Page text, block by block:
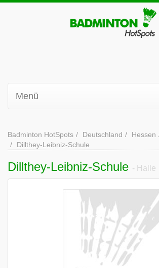
Menü
Badminton HotSpots Deutschland Hessen
Dillthey-Leibniz-Schule
Dillthey-Leibniz-Schule - Halle